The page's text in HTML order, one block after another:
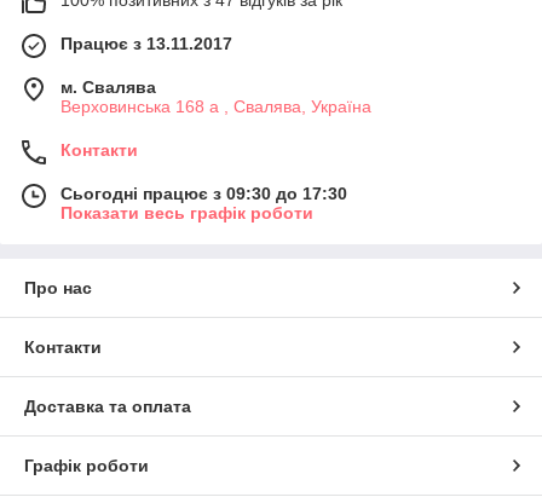
Працює з 13.11.2017
м. Свалява
Верховинська 168 а , Свалява, Україна
Контакти
Сьогодні працює з 09:30 до 17:30
Показати весь графік роботи
Про нас
Контакти
Доставка та оплата
Графік роботи